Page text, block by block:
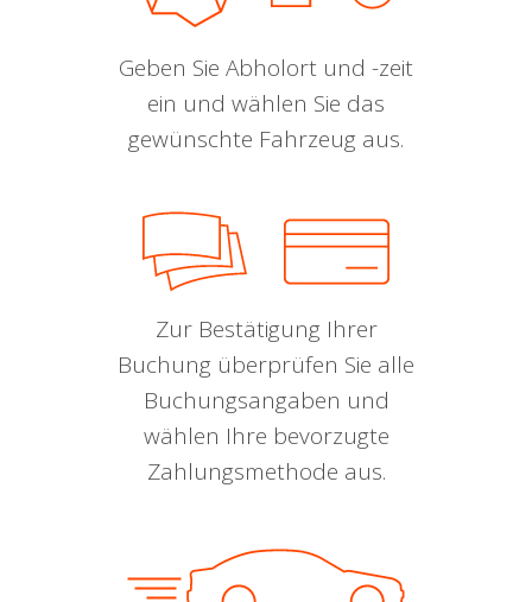
Geben Sie Abholort und -zeit
ein und wählen Sie das
gewünschte Fahrzeug aus.
Zur Bestätigung Ihrer
Buchung überprüfen Sie alle
Buchungsangaben und
wählen Ihre bevorzugte
Zahlungsmethode aus.